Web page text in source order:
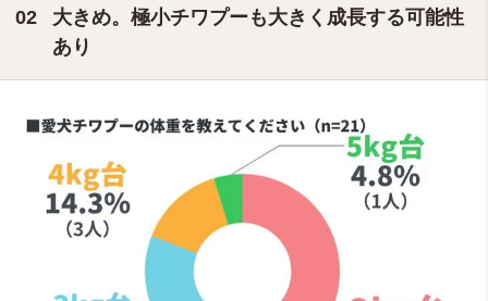
大きめ。極小チワプーも大きく成長する可能性
あり